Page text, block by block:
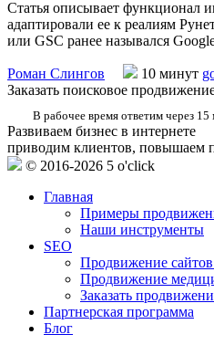
Статья описывает функционал
адаптировали ее к реалиям
или GSC ранее назывался
Роман Слингов 10 минут
Заказать поисковое
В рабочее время ответим через 15
Развиваем бизнес в интернете
приводим клиентов, повышаем
© 2016-2026 5 o'click
Главная
Примеры
Наши инструменты
SEO
Продвижение
Продвижение
Заказать
Партнерская программа
Блог